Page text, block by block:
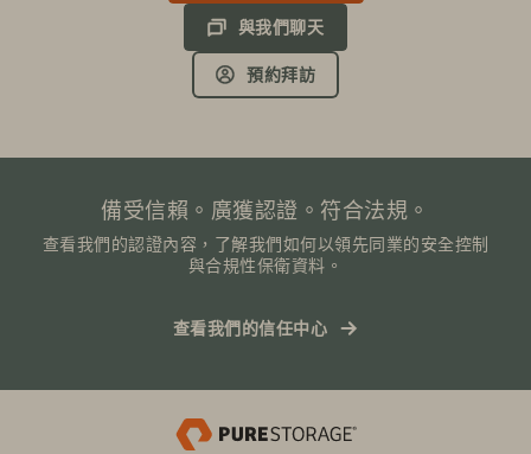
與我們聊天
預約拜訪
備受信賴。廣獲認證。符合法規。
查看我們的認證內容，了解我們如何以領先同業的安全控制
與合規性保衛資料。
查看我們的信任中心